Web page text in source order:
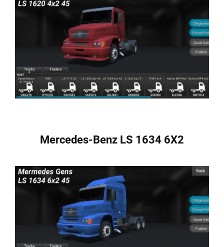
Mercedes-Benz LS 1634 6X2